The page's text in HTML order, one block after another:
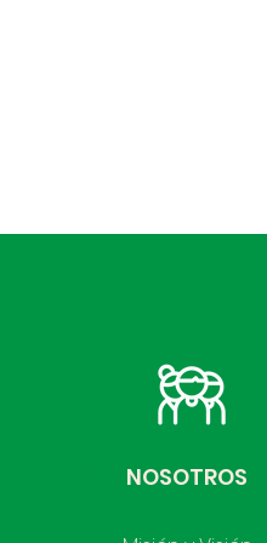
CONOCE
NOSOTROS